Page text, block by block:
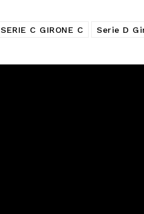
SERIE C GIRONE C Serie D